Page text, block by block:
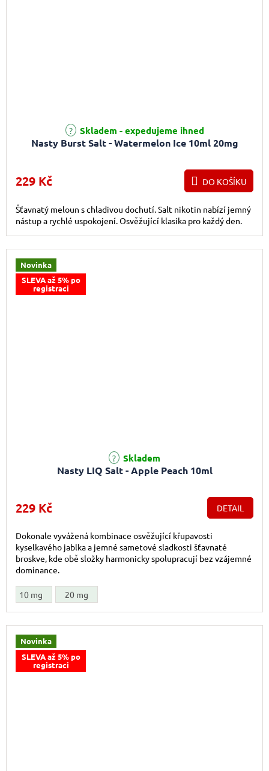
Nasty Burst Salt - Watermelon Ice 10ml 20mg
Skladem - expedujeme ihned
229 Kč DO KOŠÍKU
Šťavnatý meloun s chladivou dochutí. Salt nikotin nabízí jemný
nástup a rychlé uspokojení. Osvěžující klasika pro každý den.
Novinka
SLEVA až 5% po
registraci
Nasty LIQ Salt - Apple Peach 10ml
Skladem
229 Kč DETAIL
Dokonale vyvážená kombinace osvěžující křupavosti
kyselkavého jablka a jemné sametové sladkosti šťavnaté
broskve, kde obě složky harmonicky spolupracují bez vzájemné
dominance.
10 mg 20 mg
Novinka
SLEVA až 5% po
registraci